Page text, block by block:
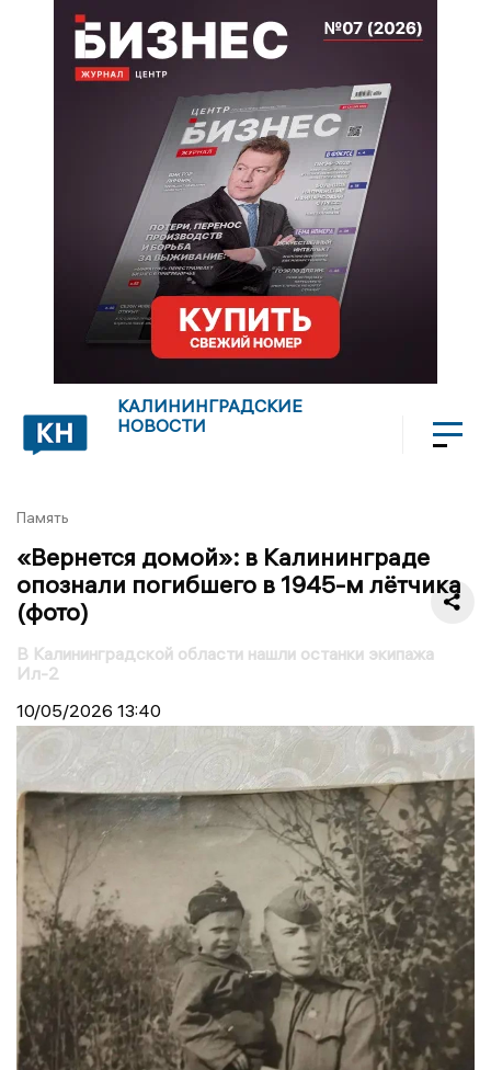
КАЛИНИНГРАДСКИЕ
НОВОСТИ
Память
«Вернется домой»: в Калининграде
опознали погибшего в 1945-м лётчика
(фото)
В Калининградской области нашли останки экипажа
Ил-2
10/05/2026 13:40